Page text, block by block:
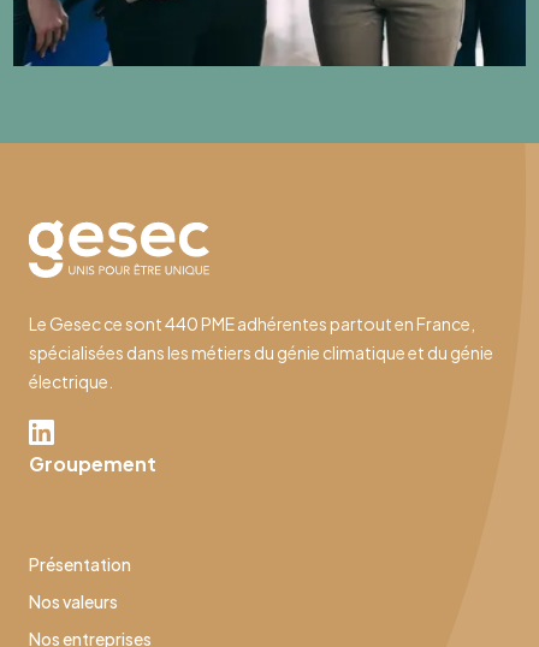
Le Gesec ce sont 440 PME adhérentes partout en France,
spécialisées dans les métiers du génie climatique et du génie
électrique.
Groupement
Présentation
Nos valeurs
Nos entreprises